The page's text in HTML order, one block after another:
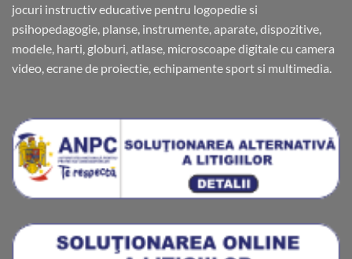
jocuri instructiv educative pentru logopedie si
psihopedagogie, planse, instrumente, aparate, dispozitive,
modele, harti, globuri, atlase, microscoape digitale cu camera
video, ecrane de proiectie, echipamente sport si multimedia.